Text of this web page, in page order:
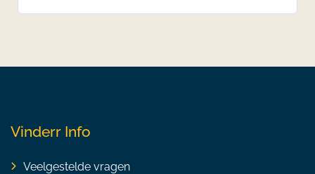
Vinderr Info
Veelgestelde vragen